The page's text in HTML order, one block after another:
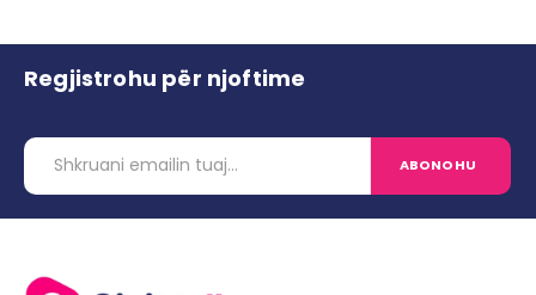
Regjistrohu për njoftime